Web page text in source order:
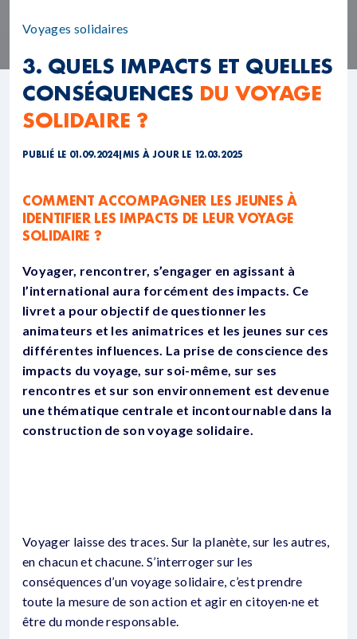
Voyages solidaires
3. QUELS IMPACTS ET QUELLES
CONSÉQUENCES DU VOYAGE
SOLIDAIRE ?
PUBLIÉ LE 01.09.2024| MIS À JOUR LE 12.03.2025
COMMENT ACCOMPAGNER LES JEUNES À
IDENTIFIER LES IMPACTS DE LEUR VOYAGE
SOLIDAIRE ?
Voyager, rencontrer, s’engager en agissant à
l’international aura forcément des impacts. Ce
livret a pour objectif de questionner les
animateurs et les animatrices et les jeunes sur ces
différentes influences. La prise de conscience des
impacts du voyage, sur soi-même, sur ses
rencontres et sur son environnement est devenue
une thématique centrale et incontournable dans la
construction de son voyage solidaire.
Voyager laisse des traces. Sur la planète, sur les autres,
en chacun et chacune. S’interroger sur les
conséquences d’un voyage solidaire, c’est prendre
toute la mesure de son action et agir en citoyen·ne et
être du monde responsable.